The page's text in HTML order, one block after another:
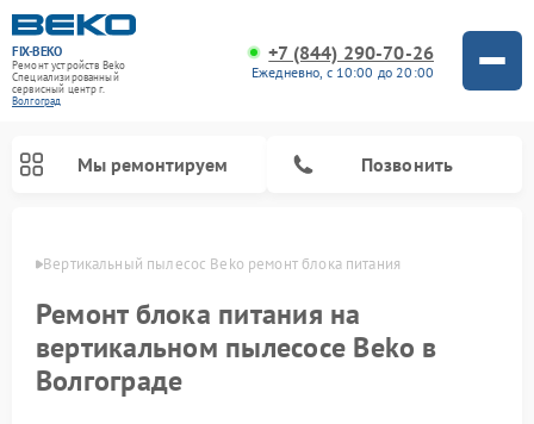
FIX-BEKO
Ремонт устройств Beko
Специализированный
cервисный центр г.
Волгоград
+7 (844) 290-70-26
Ежедневно, с 10:00 до 20:00
Мы ремонтируем Позвонить
Вертикальный пылесос Beko ремонт блока питания
Ремонт блока питания на
вертикальном пылесосе Beko в
Волгограде